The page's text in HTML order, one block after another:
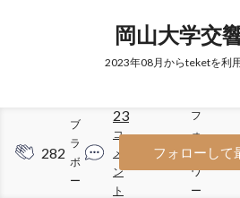
岡山大学交
2023年08月からteketを利
282
ブ
ラ
ボ
ー
23
コ
メ
ン
ト
206
フ
ォ
ロ
ワ
ー
フォローして